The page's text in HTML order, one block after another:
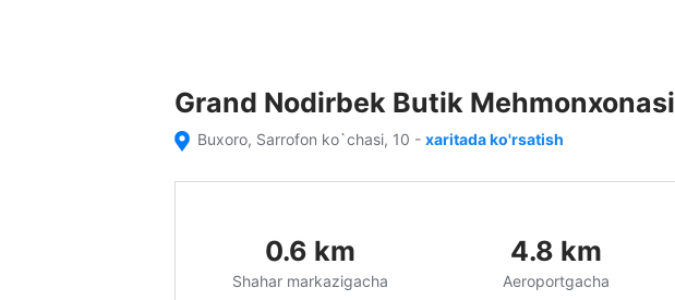
Grand Nodirbek Butik Mehmonxonasi
Buxoro, Sarrofon ko`chasi, 10 - xaritada ko'rsatish
0.6 km
Shahar markazigacha
4.8 km
Aeroportgacha